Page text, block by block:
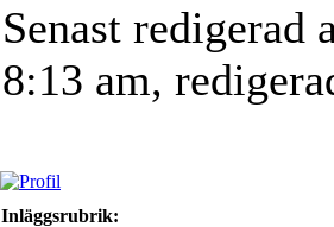
Senast redigerad
8:13 am,
Inläggsrubrik: